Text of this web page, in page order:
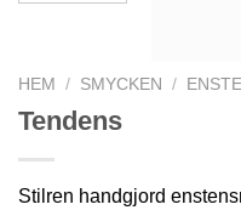
HEM / SMYCKEN /
Tendens
Stilren handgjord